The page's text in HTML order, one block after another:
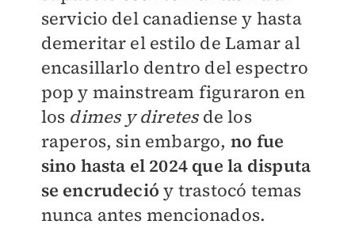
servicio del canadiense y hasta
demeritar el estilo de Lamar al
encasillarlo dentro del espectro
pop y mainstream figuraron en
los dimes y diretes de los
raperos, sin embargo, no fue
sino hasta el 2024 que la disputa
se encrudecióy trastocó temas
nunca antes mencionados.